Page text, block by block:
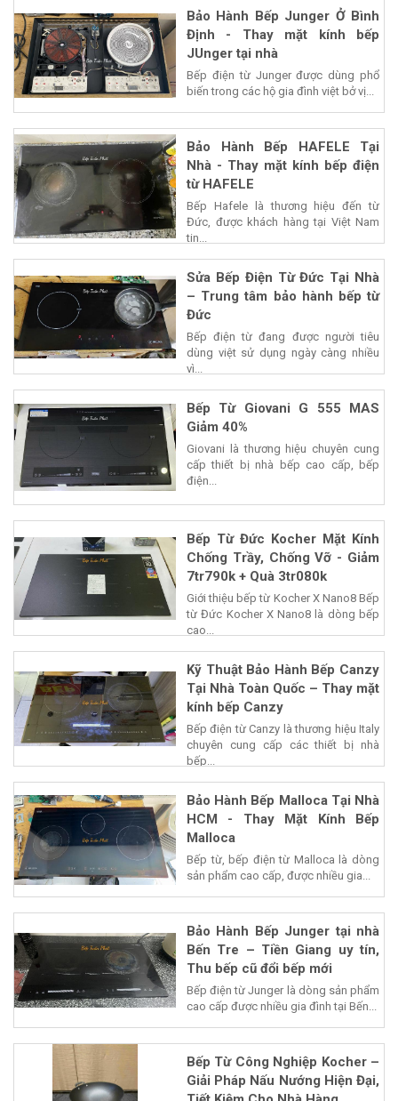
Bảo Hành Bếp Junger Ở Bình
Định - Thay mặt kính bếp
JUnger tại nhà
Bếp điện từ Junger được dùng phổ
biến trong các hộ gia đình việt bở vị...
Bảo Hành Bếp HAFELE Tại
Nhà - Thay mặt kính bếp điện
từ HAFELE
Bếp Hafele là thương hiệu đến từ
Đức, được khách hàng tại Việt Nam
tin...
Sửa Bếp Điện Từ Đức Tại Nhà
– Trung tâm bảo hành bếp từ
Đức
Bếp điện từ đang được người tiêu
dùng việt sử dụng ngày càng nhiều
vì...
Bếp Từ Giovani G 555 MAS
Giảm 40%
Giovani là thương hiệu chuyên cung
cấp thiết bị nhà bếp cao cấp, bếp
điện...
Bếp Từ Đức Kocher Mặt Kính
Chống Trầy, Chống Vỡ - Giảm
7tr790k + Quà 3tr080k
Giới thiệu bếp từ Kocher X Nano8 Bếp
từ Đức Kocher X Nano8 là dòng bếp
cao...
Kỹ Thuật Bảo Hành Bếp Canzy
Tại Nhà Toàn Quốc – Thay mặt
kính bếp Canzy
Bếp điện từ Canzy là thương hiệu Italy
chuyên cung cấp các thiết bị nhà
bếp...
Bảo Hành Bếp Malloca Tại Nhà
HCM - Thay Mặt Kính Bếp
Malloca
Bếp từ, bếp điện từ Malloca là dòng
sản phẩm cao cấp, được nhiều gia...
Bảo Hành Bếp Junger tại nhà
Bến Tre – Tiền Giang uy tín,
Thu bếp cũ đổi bếp mới
Bếp điện từ Junger là dòng sản phẩm
cao cấp được nhiều gia đình tại Bến...
Bếp Từ Công Nghiệp Kocher –
Giải Pháp Nấu Nướng Hiện Đại,